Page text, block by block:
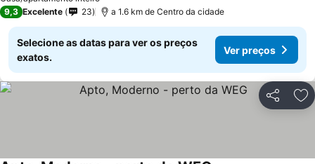
9,3 Excelente 23 a 1.6 km de Centro da cidade
Selecione as datas para ver os preços
exatos.
Ver preços
Partilhar